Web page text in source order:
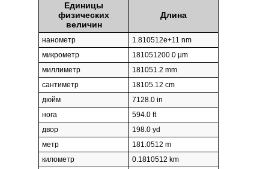
Единицы
физических
величин
Длина
нанометр
1.810512e+11 nm
микрометр
181051200.0 µm
миллиметр
181051.2 mm
сантиметр
18105.12 cm
дюйм
7128.0 in
нога
594.0 ft
двор
198.0 yd
метр
181.0512 m
километр
0.1810512 km